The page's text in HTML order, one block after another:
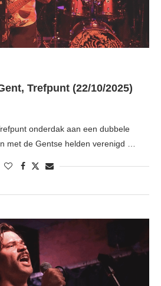
Trefpunt (22/10/2025)
onderdak aan een dubbele
met de Gentse helden verenigd …